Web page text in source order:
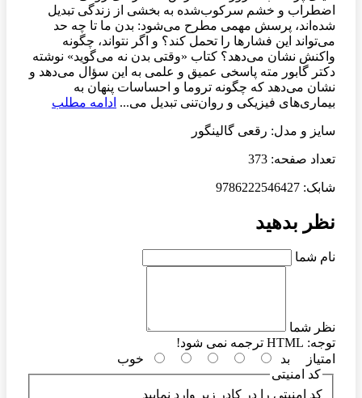
اضطراب و خشم سرکوب‌شده به بخشی از زندگی تبدیل
شده‌اند، پرسش مهمی مطرح می‌شود: بدن ما تا چه حد
می‌تواند این فشارها را تحمل کند؟ و اگر نتواند، چگونه
واکنش نشان می‌دهد؟ کتاب «وقتی بدن نه می‌گوید» نوشته
دکتر گابور مته پاسخی عمیق و علمی به این سؤال می‌دهد و
نشان می‌دهد که چگونه تروما و احساسات پنهان به
بیماری‌های فیزیکی و روان‌تنی تبدیل می‌... ادامه مطلب
سایز و مدل: رقعی گالینگور
تعداد صفحه: 373
شابک: 9786222546427
نظر بدهید
نام شما
نظر شما
توجه:
امتیاز
بد
خوب
کد امنیتی
کد امنیتی را در کادر زیر وارد نمایید